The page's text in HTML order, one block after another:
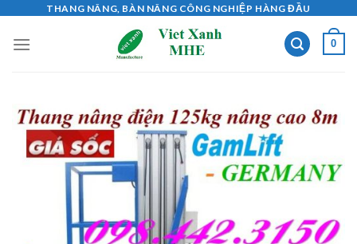
content
THANG NÂNG, BÀN NÂNG CÔNG NGHIỆP HÀNG ĐẦU
0